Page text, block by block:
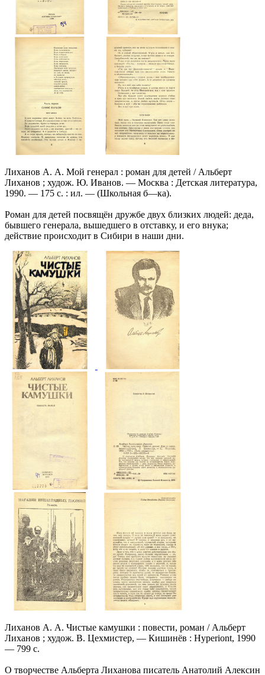
Лиханов А. А. Мой генерал : роман для детей / Альберт
Лиханов ; худож. Ю. Иванов. — Москва : Детская литература,
1990. — 175 с. : ил. — (Школьная б—ка).
Роман для детей посвящён дружбе двух близких людей: деда,
бывшего генерала, вышедшего в отставку, и его внука;
действие происходит в Сибири в наши дни.
Лиханов А. А. Чистые камушки : повести, роман / Альберт
Лиханов ; худож. В. Цехмистер, — Кишинёв : Hyperiont, 1990
— 799 с.
О творчестве Альберта Лиханова писатель Анатолий Алексин